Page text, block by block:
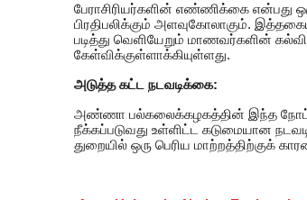
பேராசிரியர்களின் எண்ணிக்கை என்பது
பிரதிபலிக்கும் அளவுகோலாகும்.
படித்து வெளியேறும் மாணவர்களின்
கேள்விக்குள்ளாக்கியுள்ளது.
அடுத்த கட்ட நடவடிக்கை:
அண்ணா பல்கலைக்கழகத்தின் இந்த
நீக்கப்படுவது உள்ளிட்ட கடுமையான
துறையில் ஒரு பெரிய மாற்றத்திற்குக்